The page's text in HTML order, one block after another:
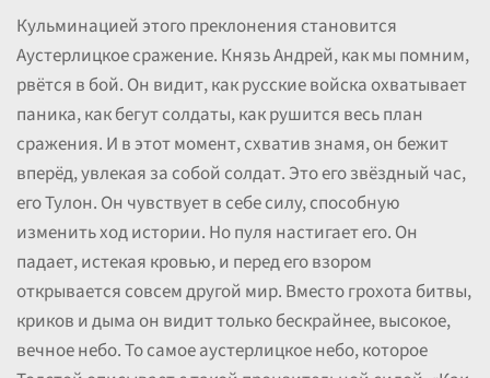
Кульминацией этого преклонения становится
Аустерлицкое сражение. Князь Андрей, как мы помним,
рвётся в бой. Он видит, как русские войска охватывает
паника, как бегут солдаты, как рушится весь план
сражения. И в этот момент, схватив знамя, он бежит
вперёд, увлекая за собой солдат. Это его звёздный час,
его Тулон. Он чувствует в себе силу, способную
изменить ход истории. Но пуля настигает его. Он
падает, истекая кровью, и перед его взором
открывается совсем другой мир. Вместо грохота битвы,
криков и дыма он видит только бескрайнее, высокое,
вечное небо. То самое аустерлицкое небо, которое